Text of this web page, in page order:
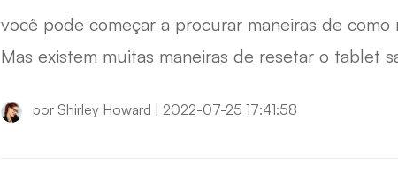
você pode começar a procurar maneiras de
Mas existem muitas maneiras de resetar o tablet
antes de redefinir a fábrica galaxy tab.
por Shirley Howard 2022-07-25 17:41:58